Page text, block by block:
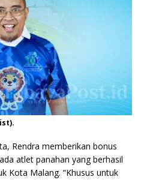
Rendra memberikan bonus
atlet panahan yang berhasil
Kota Malang. “Khusus untuk